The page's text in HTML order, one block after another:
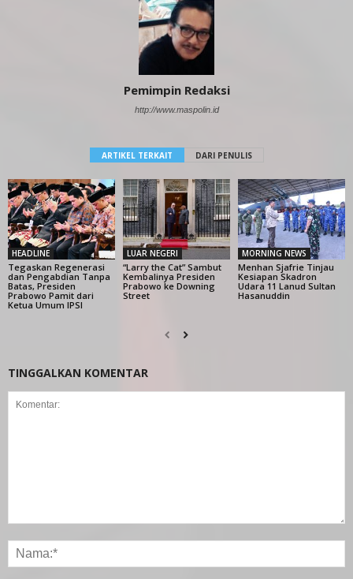
Pemimpin Redaksi
http://www.maspolin.id
ARTIKEL TERKAIT DARI PENULIS
HEADLINE
Tegaskan Regenerasi
dan Pengabdian Tanpa
Batas, Presiden
Prabowo Pamit dari
Ketua Umum IPSI
LUAR NEGERI
“Larry the Cat” Sambut
Kembalinya Presiden
Prabowo ke Downing
Street
MORNING NEWS
Menhan Sjafrie Tinjau
Kesiapan Skadron
Udara 11 Lanud Sultan
Hasanuddin
TINGGALKAN KOMENTAR